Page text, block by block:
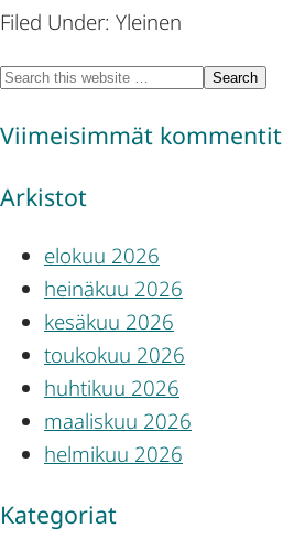
Filed Under: Yleinen
Viimeisimmät kommentit
Arkistot
elokuu 2026
heinäkuu 2026
kesäkuu 2026
toukokuu 2026
huhtikuu 2026
maaliskuu 2026
helmikuu 2026
Kategoriat